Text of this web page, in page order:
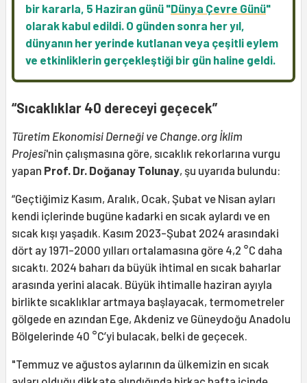
bir kararla, 5 Haziran günü "Dünya Çevre Günü"
olarak kabul edildi. O günden sonra her yıl,
dünyanın her yerinde kutlanan veya çeşitli eylem
ve etkinliklerin gerçekleştiği bir gün haline geldi.
“Sıcaklıklar 40 dereceyi geçecek”
Türetim Ekonomisi Derneği ve Change.org İklim
Projesi'nin çalışmasına göre, sıcaklık rekorlarına vurgu
yapan Prof. Dr. Doğanay Tolunay, şu uyarıda bulundu:
“Geçtiğimiz Kasım, Aralık, Ocak, Şubat ve Nisan ayları
kendi içlerinde bugüne kadarki en sıcak aylardı ve en
sıcak kışı yaşadık. Kasım 2023-Şubat 2024 arasındaki
dört ay 1971-2000 yılları ortalamasına göre 4,2 °C daha
sıcaktı. 2024 baharı da büyük ihtimal en sıcak baharlar
arasında yerini alacak. Büyük ihtimalle haziran ayıyla
birlikte sıcaklıklar artmaya başlayacak, termometreler
gölgede en azından Ege, Akdeniz ve Güneydoğu Anadolu
Bölgelerinde 40 °C’yi bulacak, belki de geçecek.
"Temmuz ve ağustos aylarının da ülkemizin en sıcak